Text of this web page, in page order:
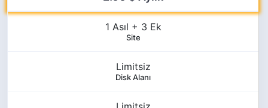
1 Asıl + 3 Ek
Site
Limitsiz
Disk Alanı